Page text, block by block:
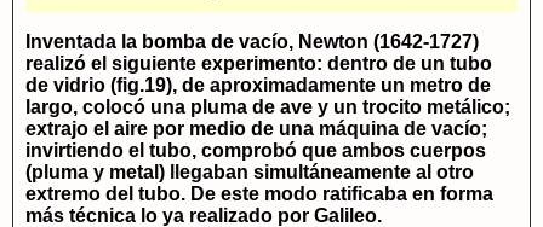
Inventada la bomba de vacío, Newton (1642-1727)
realizó el siguiente experimento: dentro de un tubo
de vidrio (fig.19), de aproximadamente un metro de
largo, colocó una pluma de ave y un trocito metálico;
extrajo el aire por medio de una máquina de vacío;
invirtiendo el tubo, comprobó que ambos cuerpos
(pluma y metal) llegaban simultáneamente al otro
extremo del tubo. De este modo ratificaba en forma
más técnica lo ya realizado por Galileo.